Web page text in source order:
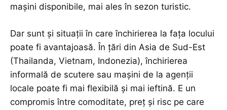
mașini disponibile, mai ales în sezon turistic.
Dar sunt și situații în care închirierea la fața locului
poate fi avantajoasă. În țări din Asia de Sud-Est
(Thailanda, Vietnam, Indonezia), închirierea
informală de scutere sau mașini de la agenții
locale poate fi mai flexibilă și mai ieftină. E un
compromis între comoditate, preț și risc pe care